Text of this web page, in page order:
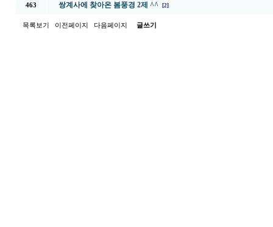
463 쌍계사에 찾아온 봄풍경 2제 ^^ [2]
목록보기 이전페이지 다음페이지 글쓰기